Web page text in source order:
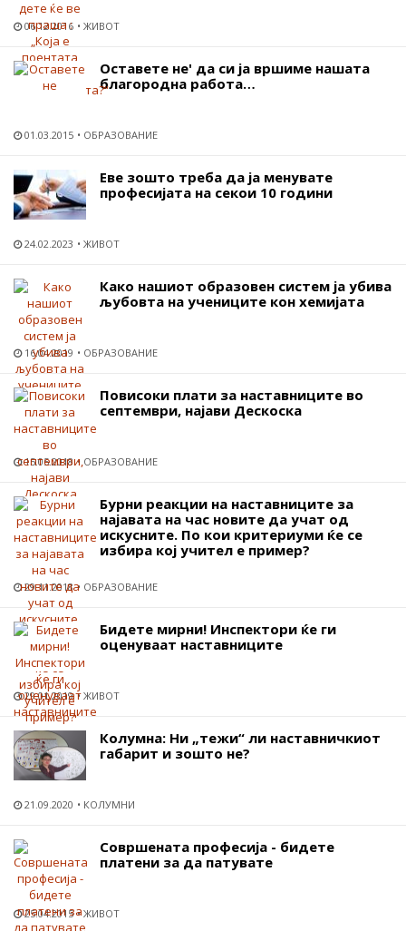
06.12.2016 ЖИВОТ
Оставете не' да си ја вршиме нашата
благородна работа…
01.03.2015 ОБРАЗОВАНИЕ
Еве зошто треба да ја менувате
професијата на секои 10 години
24.02.2023 ЖИВОТ
Како нашиот образовен систем ја убива
љубовта на учениците кон хемијата
16.04.2019 ОБРАЗОВАНИЕ
Повисоки плати за наставниците во
септември, најави Дескоска
15.05.2018 ОБРАЗОВАНИЕ
Бурни реакции на наставниците за
најавата на час новите да учат од
искусните. По кои критериуми ќе се
избира кој учител е пример?
29.11.2018 ОБРАЗОВАНИЕ
Бидете мирни! Инспектори ќе ги
оценуваат наставниците
29.01.2019 ЖИВОТ
Колумна: Ни „тежи“ ли наставничкиот
габарит и зошто не?
21.09.2020 КОЛУМНИ
Совршената професија - бидете
платени за да патувате
25.04.2015 ЖИВОТ